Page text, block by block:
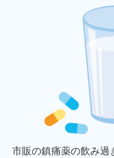
市販の鎮痛薬の飲み過